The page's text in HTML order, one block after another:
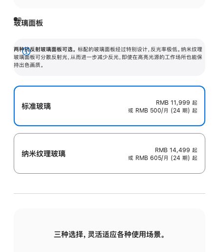
玻璃面板
两种抗反射玻璃面板可选。 标配的玻璃面板经过特别设计，反光率极低。纳米纹理
玻璃面板可分散反射光，从而进一步减少反光，即使在高亮光源的工作场所也能保
持出色画质。
展
开
标准玻璃 RMB 11,999 起
或 RMB 500/月 (24 期) 起
纳米纹理玻璃 RMB 14,499 起
或 RMB 605/月 (24 期) 起
三种选择，灵活适应各种使用场景。